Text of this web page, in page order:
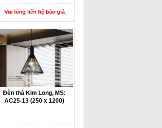
Vui lòng liên hệ báo giá
Đèn thả Kim Long, MS:
AC25-13 (250 x 1200)